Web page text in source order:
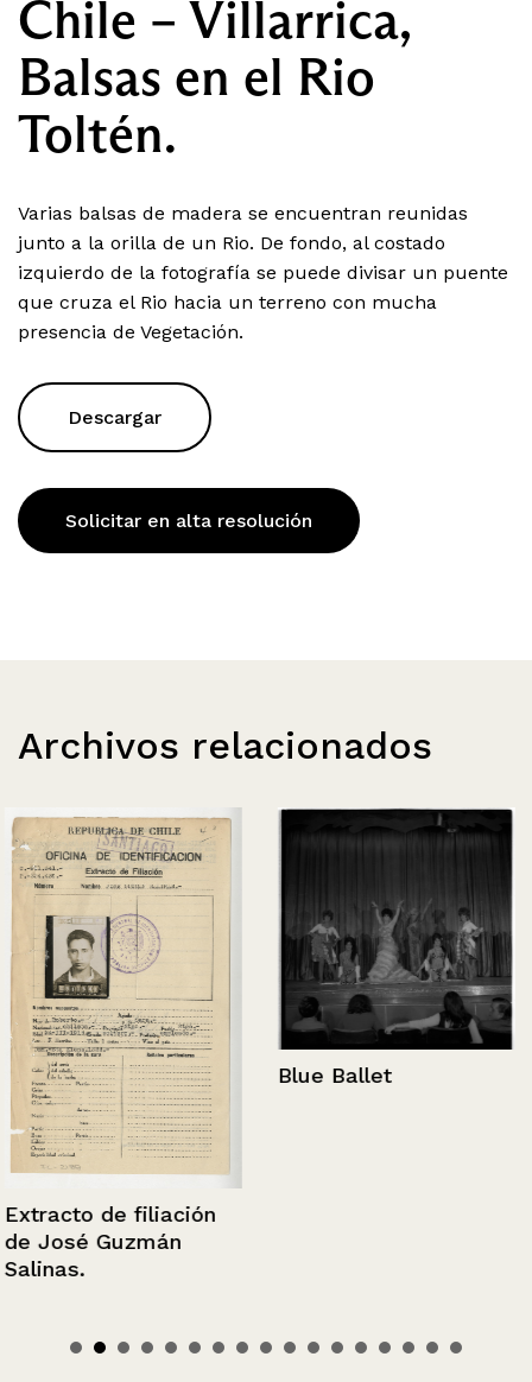
Chile – Villarrica,
Balsas en el Rio
Toltén.
Varias balsas de madera se encuentran reunidas
junto a la orilla de un Rio. De fondo, al costado
izquierdo de la fotografía se puede divisar un puente
que cruza el Rio hacia un terreno con mucha
presencia de Vegetación.
Descargar
Solicitar en alta resolución
Archivos relacionados
Extracto de filiación
de José Guzmán
Salinas.
Blue Ballet